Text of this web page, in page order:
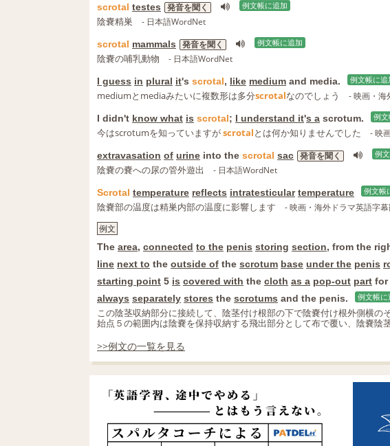
scrotal testes 発音を聞く 例文帳に追加
陰嚢精巣 - 日本語WordNet
scrotal mammals 発音を聞く 例文帳に追加
陰嚢の哺乳動物 - 日本語WordNet
I guess in plural it's scrotal, like medium and media. 例文帳に追
mediumとmediaみたいに複数形は多分scrotalなのでしょう - 映画・海
I didn't know what is scrotal; I understand it's a scrotum. 例文
今はscrotumを知っていますがscrotalとは何か知りませんでした - 映
extravasation of urine into the scrotal sac 発音を聞く 例
陰嚢の嚢への尿の管外遊出 - 日本語WordNet
Scrotal temperature reflects intratesticular temperature 例文帳
陰嚢部の温度は精巣内部の温度に影響します
- 映画・海外ドラマ英語字
例文
The area, connected to the penis storing section, from the
line next to the outside of the scrotum base under the penis
starting point 5 is covered with the cloth as a pop-out part for
always separately stores the scrotums and the penis. 例文帳に
この陰茎収納部分に接続して、陰茎付け根部の下で陰嚢付け根外側横の
始点５の範囲内は陰嚢を保持収納する飛出部分として布で覆い、陰嚢陰
>>例文の一覧を見る